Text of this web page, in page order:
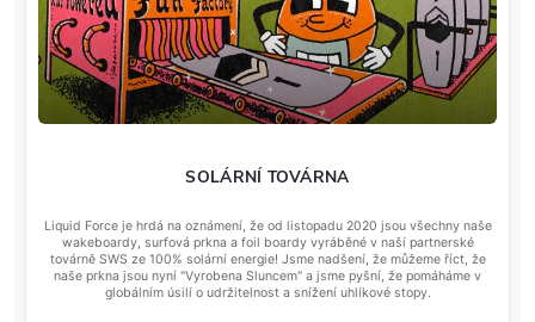
SOLÁRNÍ TOVÁRNA
Liquid Force je hrdá na oznámení, že od listopadu 2020 jsou všechny naše
wakeboardy, surfová prkna a foil boardy vyráběné v naší partnerské
továrně SWS ze 100% solární energie! Jsme nadšení, že můžeme říct, že
naše prkna jsou nyní "Vyrobena Sluncem" a jsme pyšní, že pomáháme v
globálním úsilí o udržitelnost a snížení uhlíkové stopy.